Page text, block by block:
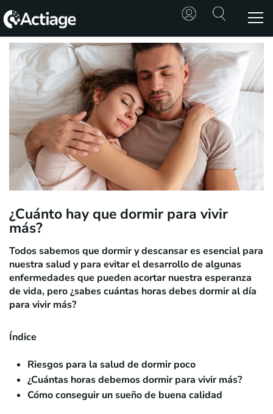
SHOP
TRATAMIENTOS
CONSULTA
CONOCE
ACTIAGE
RECURSOS
¿Cuánto hay que dormir para vivir
más?
Todos sabemos que dormir y descansar es esencial para
nuestra salud y para evitar el desarrollo de algunas
enfermedades que pueden acortar nuestra esperanza
de vida, pero ¿sabes cuántas horas debes dormir al día
para vivir más?
Índice
Riesgos para la salud de dormir poco
¿Cuántas horas debemos dormir para vivir más?
Cómo conseguir un sueño de buena calidad